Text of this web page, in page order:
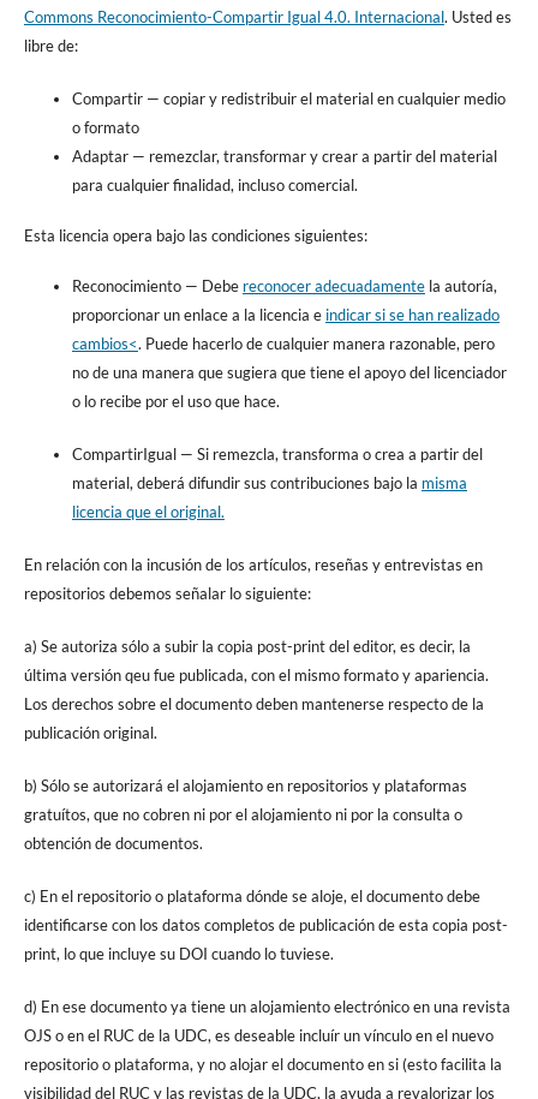
Commons Reconocimiento-Compartir Igual 4.0. Internacional. Usted es
libre de:
Compartir— copiar y redistribuir el material en cualquier medio
o formato
Adaptar— remezclar, transformar y crear a partir del material
para cualquier finalidad, incluso comercial.
Esta licencia opera bajo las condiciones siguientes:
Reconocimiento— Debe reconocer adecuadamentela autoría,
proporcionar un enlace a la licencia e indicar si se han realizado
cambios<. Puede hacerlo de cualquier manera razonable, pero
no de una manera que sugiera que tiene el apoyo del licenciador
o lo recibe por el uso que hace.
CompartirIgual— Si remezcla, transforma o crea a partir del
material, deberá difundir sus contribuciones bajo la misma
licencia que el original.
En relación con la incusión de los artículos, reseñas y entrevistas en
repositorios debemos señalar lo siguiente:
a) Se autoriza sólo a subir la copia post-print del editor, es decir, la
última versión qeu fue publicada, con el mismo formato y apariencia.
Los derechos sobre el documento deben mantenerse respecto de la
publicación original.
b) Sólo se autorizará el alojamiento en repositorios y plataformas
gratuítos, que no cobren ni por el alojamiento ni por la consulta o
obtención de documentos.
c) En el repositorio o plataforma dónde se aloje, el documento debe
identificarse con los datos completos de publicación de esta copia post-
print, lo que incluye su DOI cuando lo tuviese.
d) En ese documento ya tiene un alojamiento electrónico en una revista
OJS o en el RUC de la UDC, es deseable incluír un vínculo en el nuevo
repositorio o plataforma, y no alojar el documento en si (esto facilita la
visibilidad del RUC y las revistas de la UDC, la ayuda a revalorizar los